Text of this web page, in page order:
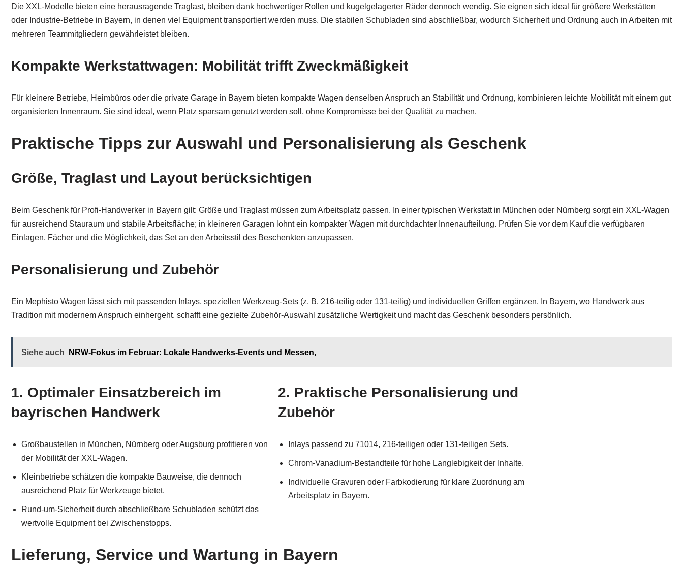
Die XXL-Modelle bieten eine herausragende Traglast, bleiben dank hochwertiger Rollen und kugelgelagerter Räder dennoch wendig. Sie eignen sich ideal für größere Werkstätten
oder Industrie-Betriebe in Bayern, in denen viel Equipment transportiert werden muss. Die stabilen Schubladen sind abschließbar, wodurch Sicherheit und Ordnung auch in Arbeiten mit
mehreren Teammitgliedern gewährleistet bleiben.
Kompakte Werkstattwagen: Mobilität trifft Zweckmäßigkeit
Für kleinere Betriebe, Heimbüros oder die private Garage in Bayern bieten kompakte Wagen denselben Anspruch an Stabilität und Ordnung, kombinieren leichte Mobilität mit einem gut
organisierten Innenraum. Sie sind ideal, wenn Platz sparsam genutzt werden soll, ohne Kompromisse bei der Qualität zu machen.
Praktische Tipps zur Auswahl und Personalisierung als Geschenk
Größe, Traglast und Layout berücksichtigen
Beim Geschenk für Profi-Handwerker in Bayern gilt: Größe und Traglast müssen zum Arbeitsplatz passen. In einer typischen Werkstatt in München oder Nürnberg sorgt ein XXL-Wagen
für ausreichend Stauraum und stabile Arbeitsfläche; in kleineren Garagen lohnt ein kompakter Wagen mit durchdachter Innenaufteilung. Prüfen Sie vor dem Kauf die verfügbaren
Einlagen, Fächer und die Möglichkeit, das Set an den Arbeitsstil des Beschenkten anzupassen.
Personalisierung und Zubehör
Ein Mephisto Wagen lässt sich mit passenden Inlays, speziellen Werkzeug-Sets (z. B. 216-teilig oder 131-teilig) und individuellen Griffen ergänzen. In Bayern, wo Handwerk aus
Tradition mit modernem Anspruch einhergeht, schafft eine gezielte Zubehör-Auswahl zusätzliche Wertigkeit und macht das Geschenk besonders persönlich.
Siehe auch NRW-Fokus im Februar: Lokale Handwerks-Events und Messen,
1. Optimaler Einsatzbereich im
bayrischen Handwerk
Großbaustellen in München, Nürnberg oder Augsburg profitieren von
der Mobilität der XXL-Wagen.
Kleinbetriebe schätzen die kompakte Bauweise, die dennoch
ausreichend Platz für Werkzeuge bietet.
Rund-um-Sicherheit durch abschließbare Schubladen schützt das
wertvolle Equipment bei Zwischenstopps.
2. Praktische Personalisierung und
Zubehör
Inlays passend zu 71014, 216-teiligen oder 131-teiligen Sets.
Chrom-Vanadium-Bestandteile für hohe Langlebigkeit der Inhalte.
Individuelle Gravuren oder Farbkodierung für klare Zuordnung am
Arbeitsplatz in Bayern.
Lieferung, Service und Wartung in Bayern